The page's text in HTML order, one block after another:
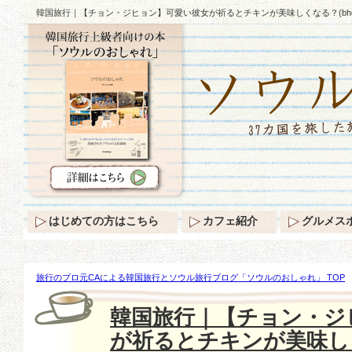
韓国旅行｜【チョン・ジヒョン】可愛い彼女が祈るとチキンが美味しくなる？
旅行のプロ元CAによる韓国旅行とソウル旅行ブログ「ソウルのおしゃれ」 TOP
愛い彼女が祈るとチキンが美味しくなる？(bhcチキン新CF)
韓国旅行｜【チョン・
が祈るとチキンが美味
はじめての方はこちら カフェ紹介 グルメス